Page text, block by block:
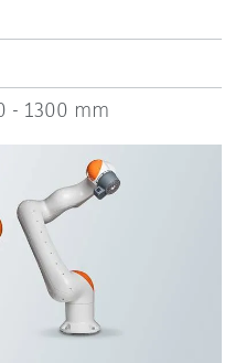
- 1300 mm